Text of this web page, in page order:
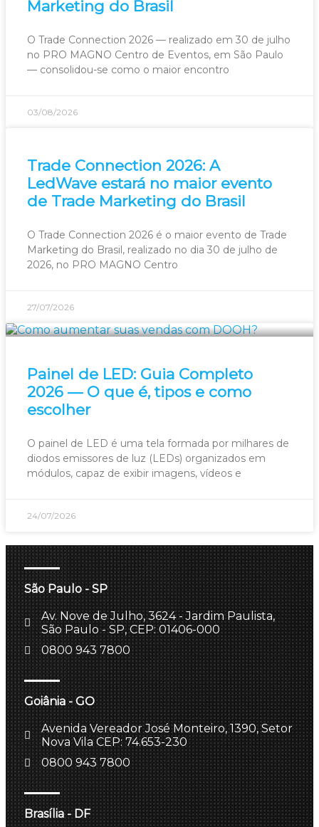
Marketing do Brasil
O Trade Connection 2026 — realizado em 30 de julho
no PRO MAGNO Centro de Eventos, em São Paulo
— consolidou-se como o maior encontro
03/08/2026
Trade Connection 2026: A
LedWave estará no maior evento
de Trade Marketing do Brasil
O Trade Connection 2026 é o maior evento de Trade
Marketing do Brasil, realizado no dia 30 de julho de
2026, no PRO MAGNO Centro
27/07/2026
Painel de LED: Guia Completo
2026 — O que é, tipos e como
escolher
O painel de LED é uma tela formada por milhares de
diodos emissores de luz (LEDs) organizados em
módulos, capaz de exibir imagens, vídeos e
24/07/2026
São Paulo - SP
Av. Nove de Julho, 3624 - Jardim Paulista,
São Paulo - SP, CEP: 01406-000
0800 943 7800
Goiânia - GO
Avenida Vereador José Monteiro, 1390, Setor
Nova Vila CEP: 74.653-230
0800 943 7800
Brasília - DF